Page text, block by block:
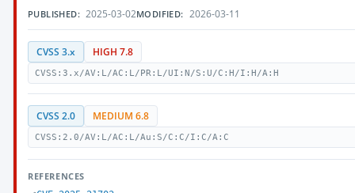
PUBLISHED: 2025-03-02MODIFIED: 2026-03-11
CVSS 3.x HIGH 7.8
CVSS:3.x/AV:L/AC:L/PR:L/UI:N/S:U/C:H/I:H/A:H
CVSS 2.0 MEDIUM 6.8
CVSS:2.0/AV:L/AC:L/Au:S/C:C/I:C/A:C
REFERENCES